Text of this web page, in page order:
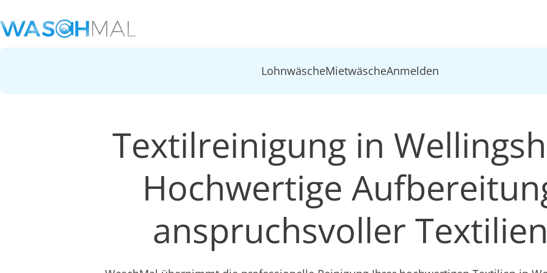
LohnwäscheMietwäscheAnmelden
Textilreinigung in
Hochwertige
anspruchsvoller Textilien